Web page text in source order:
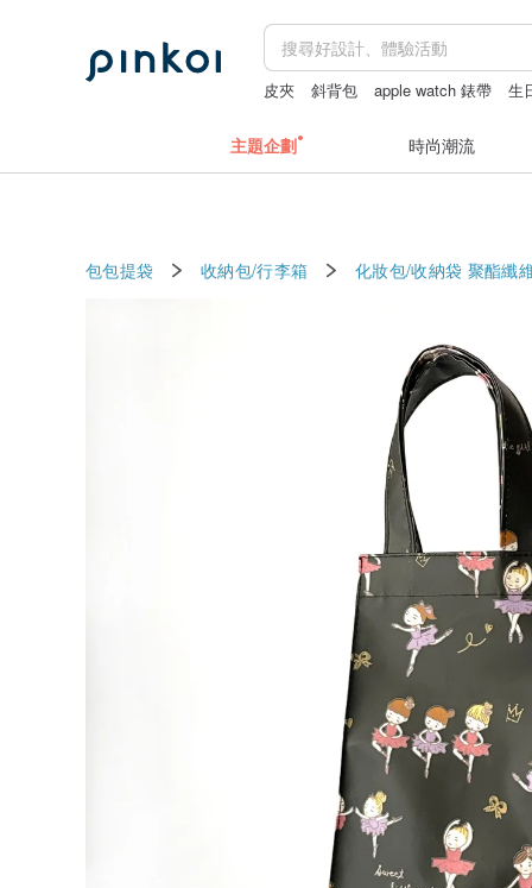
皮夾 斜背包 apple watch 錶帶 生
主題企劃 時尚潮流
包包提袋 收納包/行李箱 化妝包/收納袋 聚酯纖